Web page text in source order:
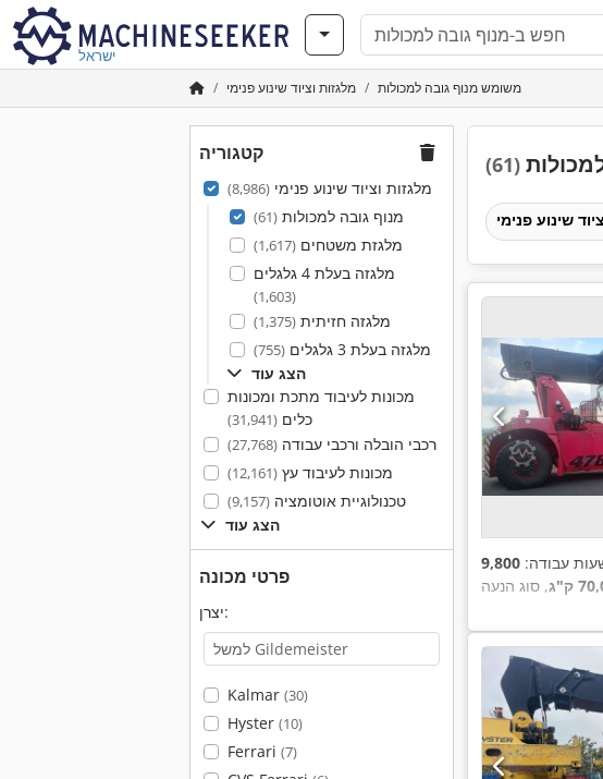
ישראל
מלגזות וציוד שינוע פנימי משומש מנוף גובה למכולות
קטגוריה
מלגזות וציוד שינוע פנימי(8,986)
מנוף גובה למכולות(61)
מלגזת משטחים(1,617)
מלגזה בעלת 4 גלגלים
(1,603)
מלגזה חזיתית(1,375)
מלגזה בעלת 3 גלגלים (755)
הצג עוד
מכונות לעיבוד מתכת ומכונות
כלים(31,941)
רכבי הובלה ורכבי עבודה(27,768)
מכונות לעיבוד עץ(12,161)
טכנולוגיית אוטומציה(9,157)
הצג עוד
פרטי מכונה
יצרן:
Kalmar (30)
Hyster (10)
Ferrari (7)
(61)
עבודה:
ק"ג